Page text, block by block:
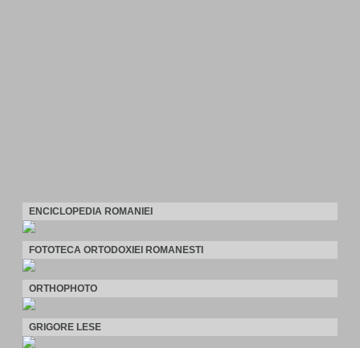
ENCICLOPEDIA ROMANIEI
FOTOTECA ORTODOXIEI ROMANESTI
ORTHOPHOTO
GRIGORE LESE